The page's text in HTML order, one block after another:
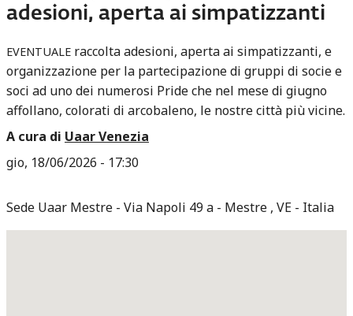
adesioni, aperta ai simpatizzanti
EVENTUALE raccolta adesioni, aperta ai simpatizzanti, e
organizzazione per la partecipazione di gruppi di socie e
soci ad uno dei numerosi Pride che nel mese di giugno
affollano, colorati di arcobaleno, le nostre città più vicine.
A cura di Uaar Venezia
gio, 18/06/2026 - 17:30
Sede Uaar Mestre Via Napoli 49 a Mestre , VE Italia